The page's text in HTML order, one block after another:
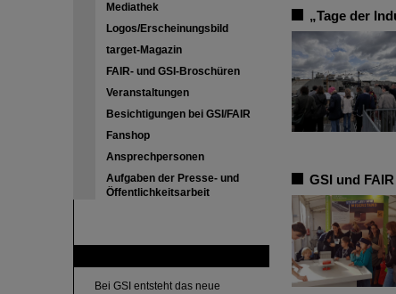
Mediathek
Logos/Erscheinungsbild
target-Magazin
FAIR- und GSI-Broschüren
Veranstaltungen
Besichtigungen bei GSI/FAIR
Fanshop
Ansprechpersonen
Aufgaben der Presse- und
Öffentlichkeitsarbeit
Bei GSI entsteht das neue
„Tage der
GSI und